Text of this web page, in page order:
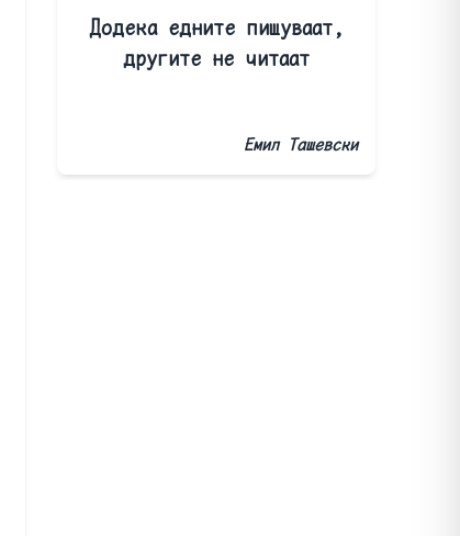
Додека едните пишуваат,
другите не читаат
Емил Ташевски